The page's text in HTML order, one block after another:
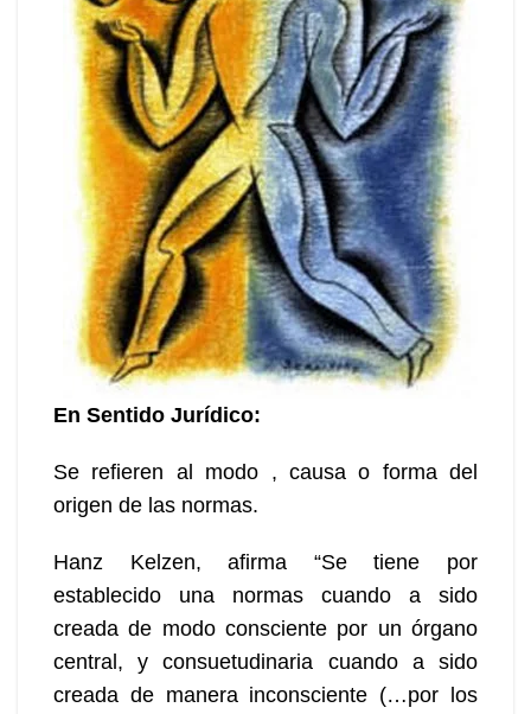
En Sentido Jurídico:
Se refieren al modo , causa o forma del
origen de las normas.
Hanz Kelzen, afirma “Se tiene por
establecido una normas cuando a sido
creada de modo consciente por un órgano
central, y consuetudinaria cuando a sido
creada de manera inconsciente (…por los